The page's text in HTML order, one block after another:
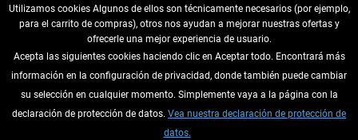
DESISTIR DEL CONTRATO
INFORMACIÓN
Utilizamos cookies Algunos de ellos son técnicamente necesarios (por ejemplo,
para el carrito de compras), otros nos ayudan a mejorar nuestras ofertas y
ofrecerle una mejor experiencia de usuario.
Acepta las siguientes cookies haciendo clic en Aceptar todo. Encontrará más
información en la configuración de privacidad, donde también puede cambiar
su selección en cualquier momento. Simplemente vaya a la página con la
declaración de protección de datos. Vea nuestra declaración de protección de
datos.